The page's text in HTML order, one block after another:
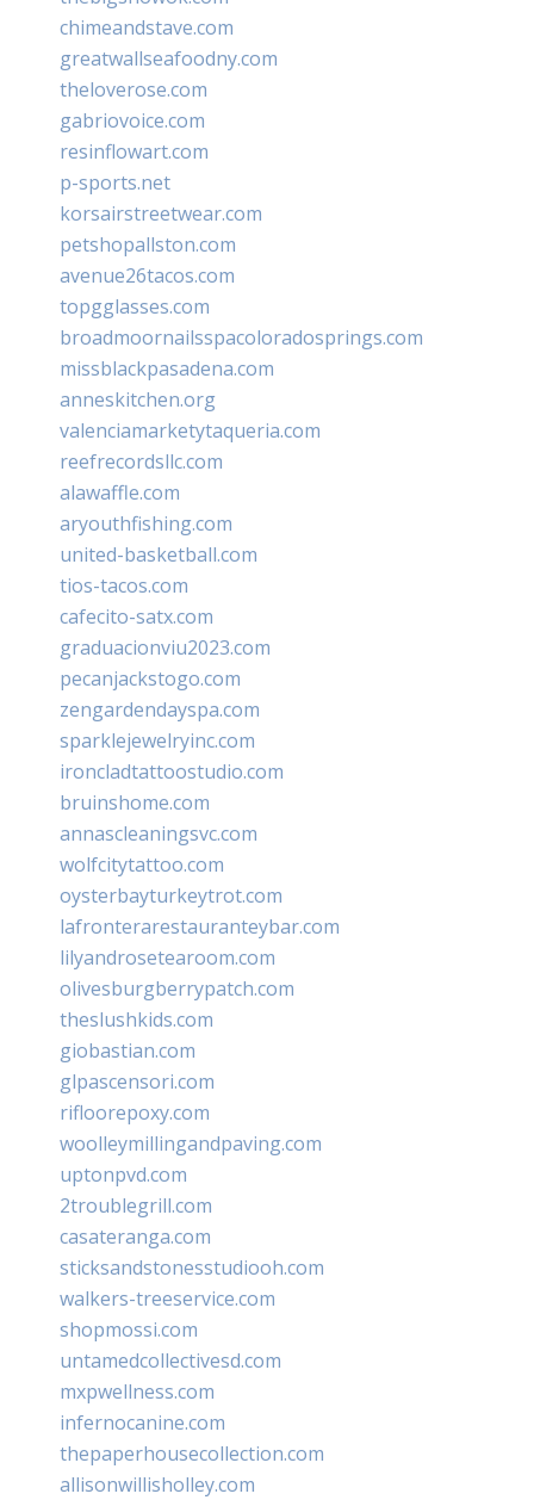
chimeandstave.com
greatwallseafoodny.com
theloverose.com
gabriovoice.com
resinflowart.com
p-sports.net
korsairstreetwear.com
petshopallston.com
avenue26tacos.com
topgglasses.com
broadmoornailsspacoloradosprings.com
missblackpasadena.com
anneskitchen.org
valenciamarketytaqueria.com
reefrecordsllc.com
alawaffle.com
aryouthfishing.com
united-basketball.com
tios-tacos.com
cafecito-satx.com
graduacionviu2023.com
pecanjackstogo.com
zengardendayspa.com
sparklejewelryinc.com
ironcladtattoostudio.com
bruinshome.com
annascleaningsvc.com
wolfcitytattoo.com
oysterbayturkeytrot.com
lafronterarestauranteybar.com
lilyandrosetearoom.com
olivesburgberrypatch.com
theslushkids.com
giobastian.com
glpascensori.com
rifloorepoxy.com
woolleymillingandpaving.com
uptonpvd.com
2troublegrill.com
casateranga.com
sticksandstonesstudiooh.com
walkers-treeservice.com
shopmossi.com
untamedcollectivesd.com
mxpwellness.com
infernocanine.com
thepaperhousecollection.com
allisonwillisholley.com